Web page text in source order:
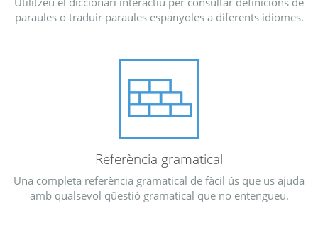
paraules o traduir paraules espanyoles a diferents idiomes.
Referència gramatical
Una completa referència gramatical de fàcil ús que us ajuda
amb qualsevol qüestió gramatical que no entengueu.